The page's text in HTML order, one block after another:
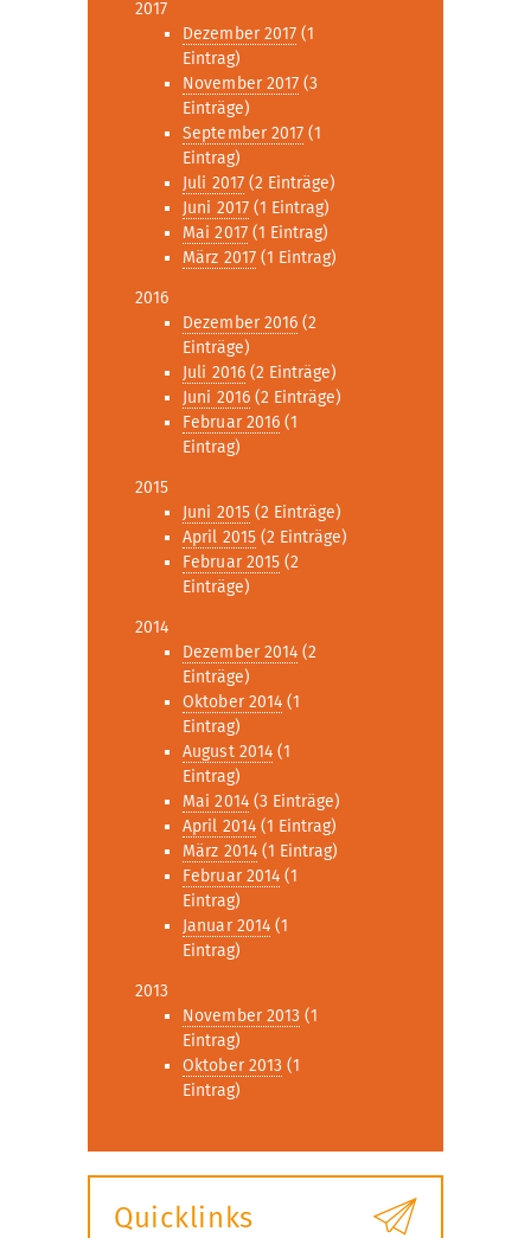
2017
Dezember 2017 (1
Eintrag)
November 2017 (3
Einträge)
September 2017 (1
Eintrag)
Juli 2017(2 Einträge)
Juni 2017(1 Eintrag)
Mai 2017(1 Eintrag)
März 2017(1 Eintrag)
2016
Dezember 2016 (2
Einträge)
Juli 2016(2 Einträge)
Juni 2016(2 Einträge)
Februar 2016 (1
Eintrag)
2015
Juni 2015(2 Einträge)
April 2015 (2 Einträge)
Februar 2015 (2
Einträge)
2014
Dezember 2014 (2
Einträge)
Oktober 2014 (1
Eintrag)
August 2014 (1
Eintrag)
Mai 2014(3 Einträge)
April 2014 (1 Eintrag)
März 2014(1 Eintrag)
Februar 2014 (1
Eintrag)
Januar 2014 (1
Eintrag)
2013
November 2013 (1
Eintrag)
Oktober 2013 (1
Eintrag)
Quicklinks